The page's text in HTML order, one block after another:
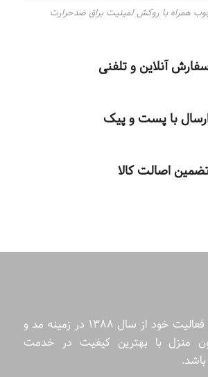
همراه با روکش لمینیت براق ضدحرارت
آنلاین و تلفنی
با پست و پیک
اصالت کالا
قلم فلزی با شروع فعالیت خود از سال 1388 در زمینه مد و
منزل با بهترین کیفیت در خدمت